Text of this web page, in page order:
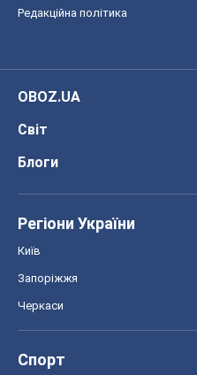
Редакційна політика
OBOZ.UA
Світ
Блоги
Регіони України
Київ
Запоріжжя
Черкаси
Спорт